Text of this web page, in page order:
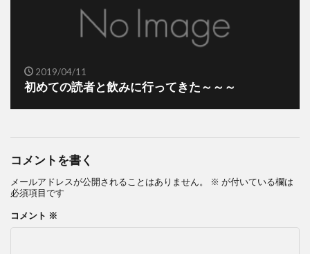
2019/04/11
初めての読者と飲みに行ってきた～～～
コメントを書く
メールアドレスが公開されることはありません。 ※ が付いている欄は
必須項目です
コメント ※